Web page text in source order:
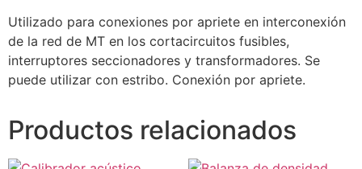
Utilizado para conexiones por apriete en interconexión
de la red de MT en los cortacircuitos fusibles,
interruptores seccionadores y transformadores. Se
puede utilizar con estribo. Conexión por apriete.
Productos relacionados